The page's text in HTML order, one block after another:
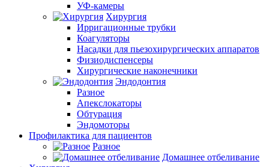
УФ-камеры
Хирургия
Ирригационные трубки
Коагуляторы
Насадки для пьезохирургических аппаратов
Физиодиспенсеры
Хирургические наконечники
Эндодонтия
Разное
Апекслокаторы
Обтурация
Эндомоторы
Профилактика для пациентов
Разное
Домашнее отбеливание